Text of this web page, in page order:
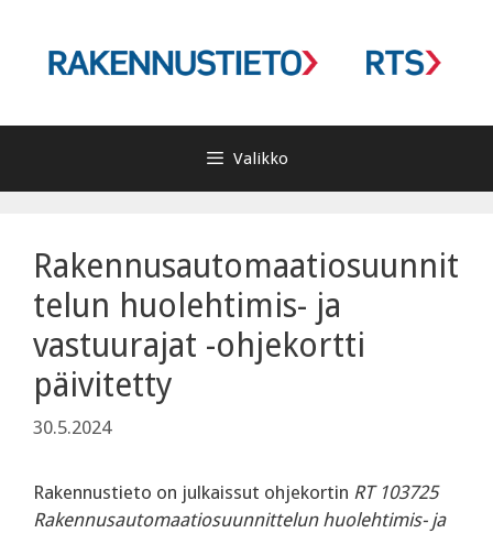
Valikko
Rakennusautomaatiosuunnit
telun huolehtimis- ja
vastuurajat -ohjekortti
päivitetty
30.5.2024
Rakennustieto on julkaissut ohjekortin RT 103725
Rakennusautomaatiosuunnittelun huolehtimis- ja